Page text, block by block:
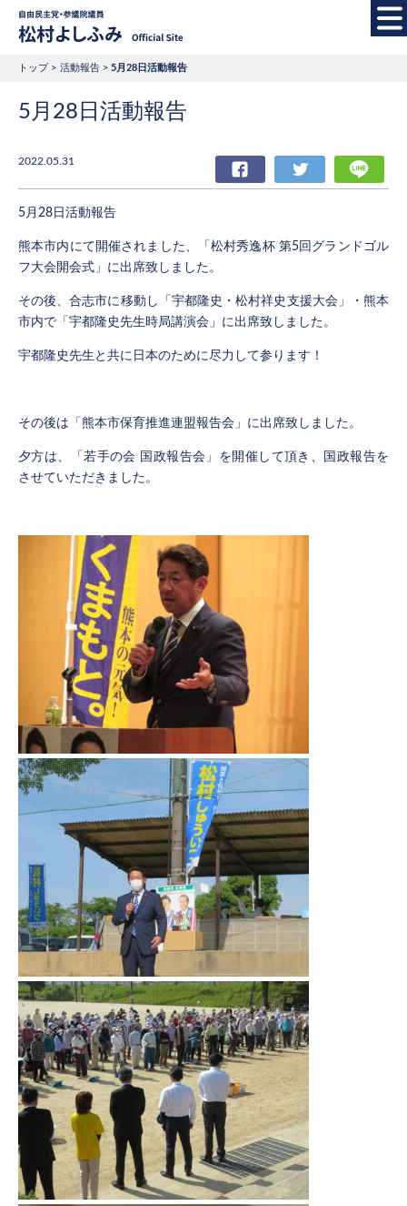
自由民主党・参議
トップ 活動報告 5月28日活動報告
5月28日活動報告
2022.05.31 Facebook Twitter
5月28日活動報告
熊本市内にて開催されました、「松村秀逸杯 第5回グランドゴル
フ大会開会式」に出席致しました。
その後、合志市に移動し「宇都隆史・松村祥史支援大会」・熊本
市内で「宇都隆史先生時局講演会」に出席致しました。
宇都隆史先生と共に日本のために尽力して参ります！
その後は「熊本市保育推進連盟報告会」に出席致しました。
夕方は、「若手の会 国政報告会」を開催して頂き、国政報告を
させていただきました。